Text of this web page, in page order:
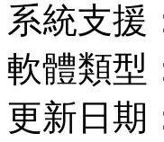
系統支援
軟體類型
更新日期